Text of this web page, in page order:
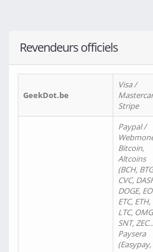
Revendeurs officiels
GeekDot.be
Visa /
Stripe
Paypal /
Bitcoin,
Altcoins
(BCH,
CVC,
DOGE,
ETC, ETH,
LTC,
SNT,
Paysera
(Easypay,